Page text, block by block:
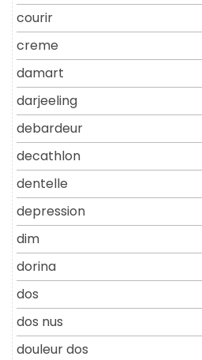
courir
creme
damart
darjeeling
debardeur
decathlon
dentelle
depression
dim
dorina
dos
dos nus
douleur dos